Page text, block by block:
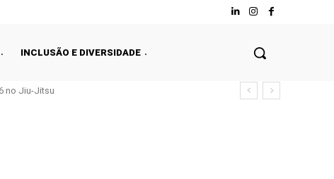
INCLUSÃO E DIVERSIDADE
no Jiu-Jitsu